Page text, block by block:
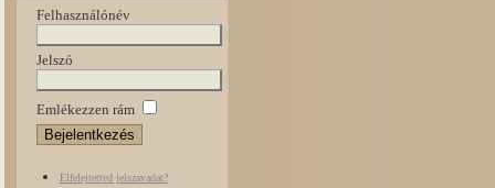
Felhasználónév
Jelszó
Emlékezzen rám
Elfelejtetted jelszavadat?